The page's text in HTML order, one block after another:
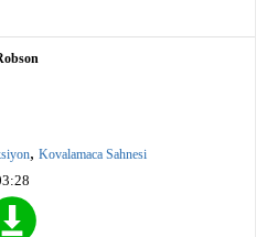
, Kovalamaca Sahnesi